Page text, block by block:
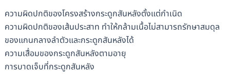
ความผิดปกติของโครงสร้างกระดูกสันหลังตั้งแต่กำเนิด
ความผิดปกติของเส้นประสาท ทำให้กล้ามเนื้อไม่สามารถรักษาสมดุล
ของแกนกลางลำตัวและกระดูกสันหลังได้
ความเสื่อมของกระดูกสันหลังตามอายุ
การบาดเจ็บที่กระดูกสันหลัง